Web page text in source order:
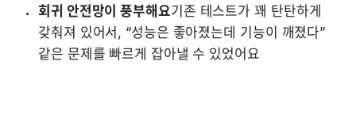
회귀 안전망이 풍부해요기존 테스트가 꽤 탄탄하게
갖춰져 있어서, “성능은 좋아졌는데 기능이 깨졌다”
같은 문제를 빠르게 잡아낼 수 있었어요